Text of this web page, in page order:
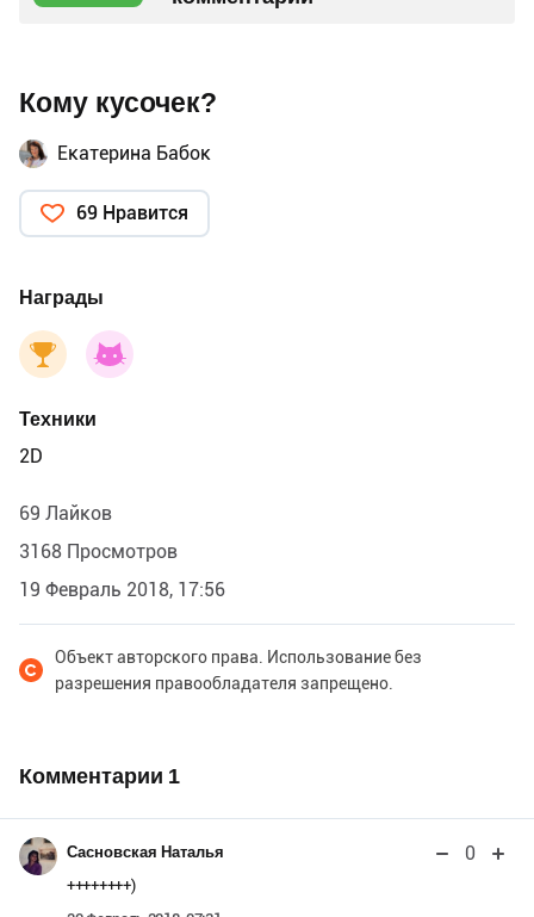
Кому кусочек?
Екатерина Бабок
69 Нравится
Награды
Техники
2D
69 Лайков
3168 Просмотров
19 Февраль 2018, 17:56
Объект авторского права. Использование без
разрешения правообладателя запрещено.
Комментарии 1
Сасновская Наталья 0
++++++++)